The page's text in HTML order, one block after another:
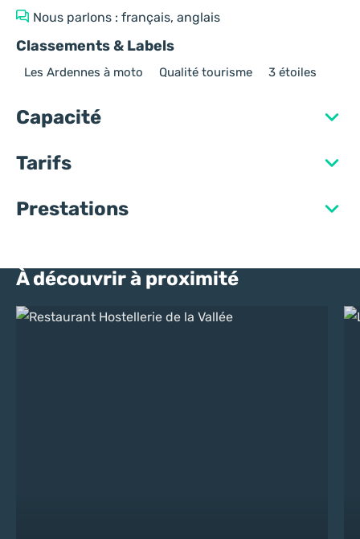
Nous parlons : français, anglais
Classements & Labels
Les Ardennes à moto Qualité tourisme 3 étoiles
Capacité
Tarifs
Prestations
À découvrir à proximité
Restaurant Hostellerie de la Vallée